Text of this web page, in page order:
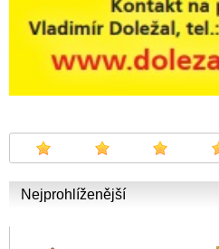
Nejprohlíženější